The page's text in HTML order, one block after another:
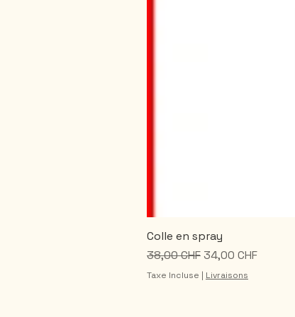
Colle en spray
Prix original
38,00 CHFPrix promotionnel
34,00 CHF
Taxe Incluse | Livraisons